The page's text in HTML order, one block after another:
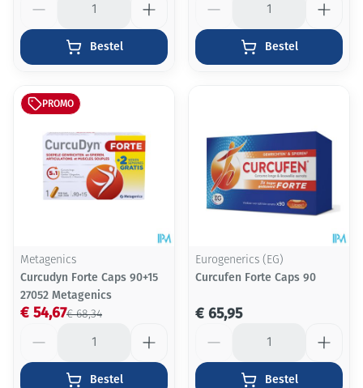
Bestel Bestel
PROMO
Metagenics
Curcudyn Forte Caps 90+15
27052 Metagenics
€ 68,34
€ 54,67
Bestel
Eurogenerics (EG)
Curcufen Forte Caps 90
€ 65,95
Bestel